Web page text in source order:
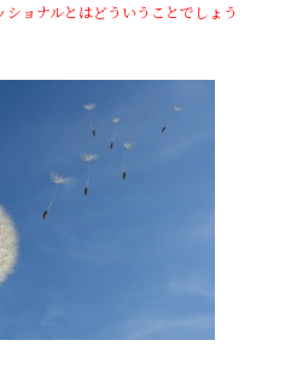
ョナルとはどういうことでしょう